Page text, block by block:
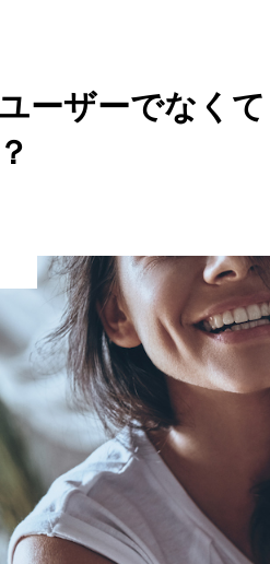
ーザーでなく